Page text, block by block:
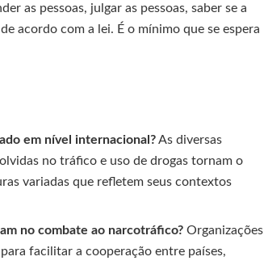
as pessoas, julgar as pessoas, saber se a
acordo com a lei. É o mínimo que se espera
em nível internacional?As diversas
no tráfico e uso de drogas tornam o
variadas que refletem seus contextos
no combate ao narcotráfico? Organizações
facilitar a cooperação entre países,